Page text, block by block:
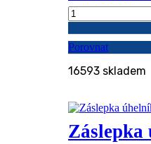
T-
matice
M6
-
množství
Porovnat
16593 skladem
Záslepka